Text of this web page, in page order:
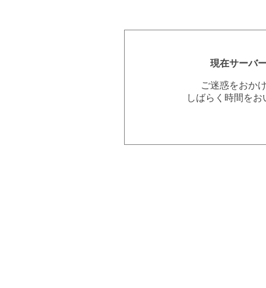
現在サーバ
ご迷惑をおか
しばらく時間を